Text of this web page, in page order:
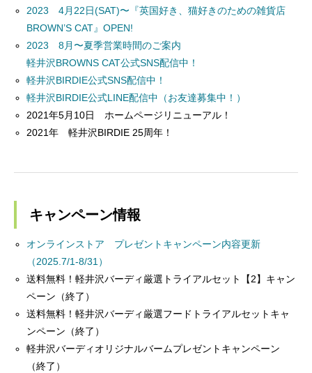
2023 4月22日(SAT)〜『英国好き、猫好きのための雑貨店
BROWN’S CAT』OPEN!
2023 8月〜夏季営業時間のご案内
軽井沢BROWNS CAT公式SNS配信中！
軽井沢BIRDIE公式SNS配信中！
軽井沢BIRDIE公式LINE配信中（お友達募集中！）
2021年5月10日 ホームページリニューアル！
2021年 軽井沢BIRDIE 25周年！
キャンペーン情報
オンラインストア プレゼントキャンペーン内容更新
（2025.7/1-8/31）
送料無料！軽井沢バーディ厳選トライアルセット【2】キャン
ペーン（終了）
送料無料！軽井沢バーディ厳選フードトライアルセットキャ
ンペーン（終了）
軽井沢バーディオリジナルバームプレゼントキャンペーン
（終了）